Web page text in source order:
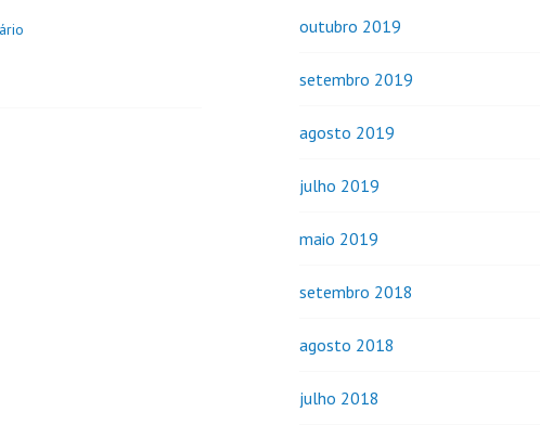
outubro 2019
setembro 2019
agosto 2019
julho 2019
maio 2019
setembro 2018
agosto 2018
julho 2018